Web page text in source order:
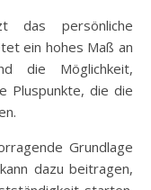
das persönliche
ein hohes Maß an
die Möglichkeit,
Pluspunkte, die die
Grundlage
dazu beitragen,